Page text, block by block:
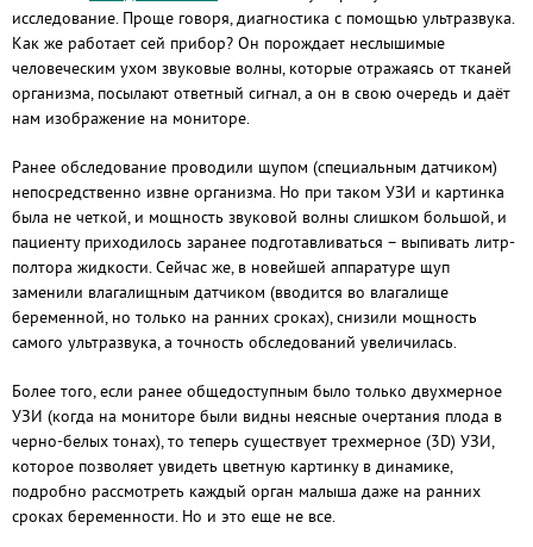
исследование. Проще говоря, диагностика с помощью ультразвука.
Как же работает сей прибор? Он порождает неслышимые
человеческим ухом звуковые волны, которые отражаясь от тканей
организма, посылают ответный сигнал, а он в свою очередь и даёт
нам изображение на мониторе.
Ранее обследование проводили щупом (специальным датчиком)
непосредственно извне организма. Но при таком УЗИ и картинка
была не четкой, и мощность звуковой волны слишком большой, и
пациенту приходилось заранее подготавливаться – выпивать литр-
полтора жидкости. Сейчас же, в новейшей аппаратуре щуп
заменили влагалищным датчиком (вводится во влагалище
беременной, но только на ранних сроках), снизили мощность
самого ультразвука, а точность обследований увеличилась.
Более того, если ранее общедоступным было только двухмерное
УЗИ (когда на мониторе были видны неясные очертания плода в
черно-белых тонах), то теперь существует трехмерное (3D) УЗИ,
которое позволяет увидеть цветную картинку в динамике,
подробно рассмотреть каждый орган малыша даже на ранних
сроках беременности. Но и это еще не все.